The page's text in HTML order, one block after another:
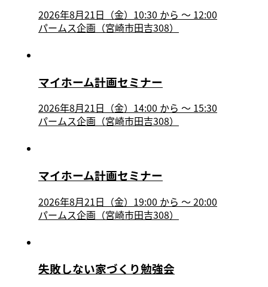
2026年8月21日（金）10:30 から 〜 12:00
パームス企画（宮崎市田吉308）
マイホーム計画セミナー
2026年8月21日（金）14:00 から 〜 15:30
パームス企画（宮崎市田吉308）
マイホーム計画セミナー
2026年8月21日（金）19:00 から 〜20:00
パームス企画（宮崎市田吉308）
失敗しない家づくり勉強会